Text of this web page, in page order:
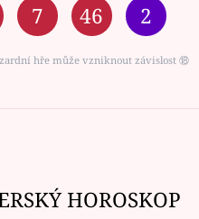
7 46 2
hře může vzniknout závislost ⑱
HOROSKOP